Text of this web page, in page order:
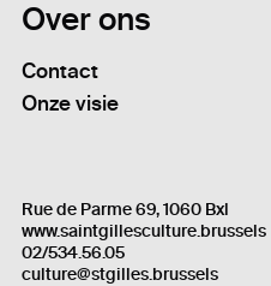
Over ons
Contact
Onze visie
Rue de Parme 69, 1060 Bxl
www.saintgillesculture.brussels
02/534.56.05
culture@stgilles.brussels